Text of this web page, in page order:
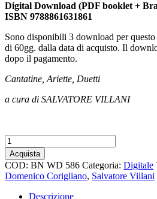
Digital Download (PDF booklet +
ISBN 9788861631861
Sono disponibili 3 download per
di 60gg. dalla data di acquisto. Il
dopo il pagamento.
Cantatine, Ariette, Duetti
a cura di SALVATORE VILLANI
Domenico
Corigliano
(1771-
1838)
(digital
download)
Acquista
COD: BN WD 586 Categoria: Digitale
Domenico Corigliano, Salvatore Villani
Descrizione